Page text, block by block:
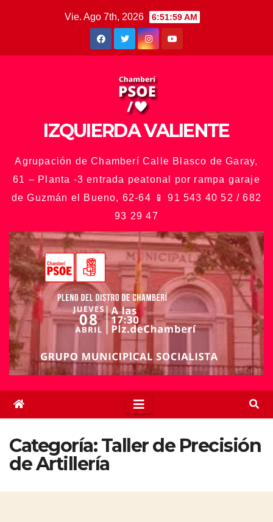
Vie. Ago 7th, 2026 6:52:01 AM
IZQUIERDA VALIENTE
Agrupación de Chamberí Calle Blasco de Garay,
61 – Planta -3 entrada peatonal por rampa garaje
de Guzmán el Bueno, 62-64 📱 91 543 40 52 / 682
93 29 47
Categoría:Taller de Precisión
de Artillería